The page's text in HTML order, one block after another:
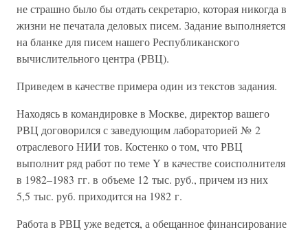
не страшно было бы отдать секретарю, которая никогда в
жизни не печатала деловых писем. Задание выполняется
на бланке для писем нашего Республиканского
вычислительного центра (РВЦ).
Приведем в качестве примера один из текстов задания.
Находясь в командировке в Москве, директор вашего
РВЦ договорился с заведующим лабораторией № 2
отраслевого НИИ тов. Костенко о том, что РВЦ
выполнит ряд работ по теме Y в качестве соисполнителя
в 1982–1983 гг. в объеме 12 тыс. руб., причем из них
5,5 тыс. руб. приходится на 1982 г.
Работа в РВЦ уже ведется, а обещанное финансирование